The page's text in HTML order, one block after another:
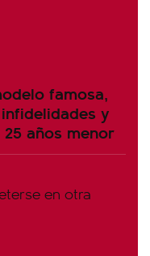
famosa,
y
años menor